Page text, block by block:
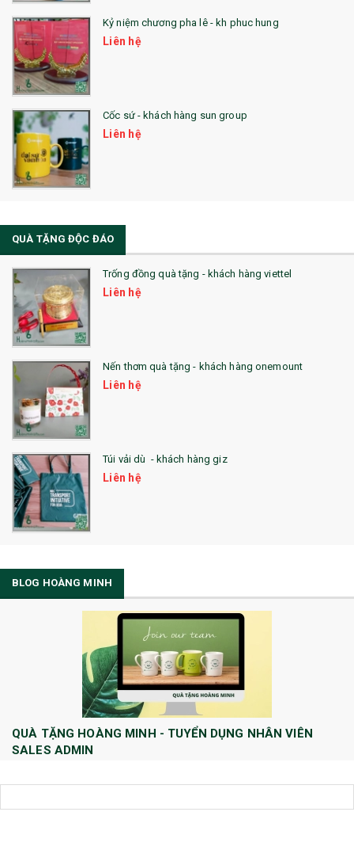
Kỷ niệm chương pha lê - kh phuc hung
Liên hệ
Cốc sứ - khách hàng sun group
Liên hệ
QUÀ TẶNG ĐỘC ĐÁO
Trống đồng quà tặng - khách hàng viettel
Liên hệ
Nến thơm quà tặng - khách hàng onemount
Liên hệ
Túi vải dù - khách hàng giz
Liên hệ
BLOG HOÀNG MINH
QUÀ TẶNG HOÀNG MINH - TUYỂN DỤNG NHÂN VIÊN
SALES ADMIN